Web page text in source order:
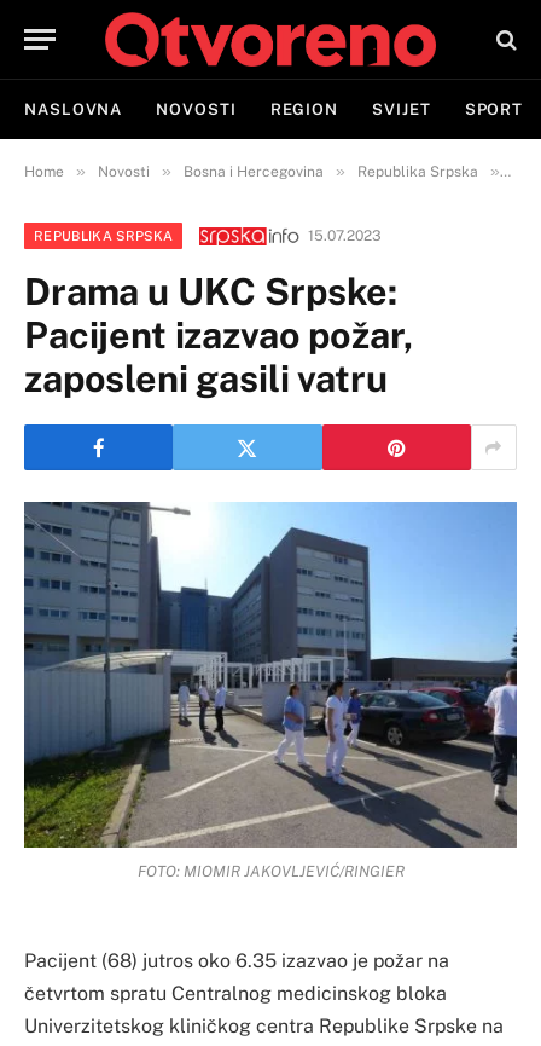
NASLOVNA NOVOSTI REGION SVIJET SPORT
Home » Novosti » Bosna i Hercegovina » Republika Srpska »
REPUBLIKA SRPSKA 15.07.2023
Drama u UKC Srpske:
Pacijent izazvao požar,
zaposleni gasili vatru
FOTO: MIOMIR JAKOVLJEVIĆ/RINGIER
Pacijent (68) jutros oko 6.35 izazvao je požar na
četvrtom spratu Centralnog medicinskog bloka
Univerzitetskog kliničkog centra Republike Srpske na